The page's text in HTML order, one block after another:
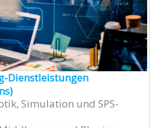
Dienstleistungen
Simulation und SPS-